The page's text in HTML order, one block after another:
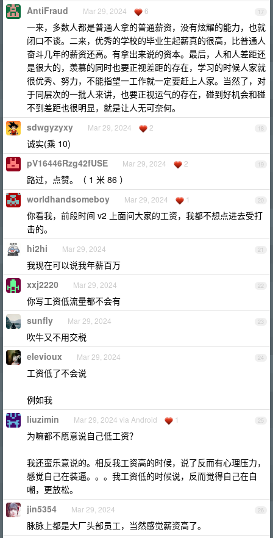
17
AntiFraud Mar 29, 2024 6
一来，多数人都是普通人拿的普通薪资，没有炫耀的能力，也就
闭口不谈。二来，优秀的学校的毕业生起薪真的很高，比普通人
奋斗几年的薪资还高。有拿出来说的资本。最后，人和人差距还
是很大的，羡慕的同时也要正视差距的存在，学习的时候人家就
很优秀、努力，不能指望一工作就一定要赶上人家。当然了，对
于同层次的一批人来讲，也要正视运气的存在，碰到好机会和碰
不到差距也很明显，就是让人无可奈何。
18
sdwgyzyxy Mar 29, 2024 2
诚实(乘 10)
19
pV16446Rzg42fUSE Mar 29, 2024 2
路过，点赞。（ 1 米 86 ）
20
worldhandsomeboy Mar 29, 2024 1
你看我，前段时间 v2 上面问大家的工资，我都不想点进去受打
击的。
21
hi2hi Mar 29, 2024
我现在可以说我年薪百万
22
xxj2220 Mar 29, 2024
你写工资低流量都不会有
23
sunfly Mar 29, 2024
吹牛又不用交税
24
elevioux Mar 29, 2024
工资低了不会说
例如我
25
liuzimin Mar 29, 2024 via Android 1
为嘛都不愿意说自己低工资？
我还蛮乐意说的。相反我工资高的时候，说了反而有心理压力，
感觉自己在装逼。。。我工资低的时候说，反而觉得自己在自
嘲，更放松。
26
jin5354 Mar 29, 2024
脉脉上都是大厂头部员工，当然感觉薪资高了。